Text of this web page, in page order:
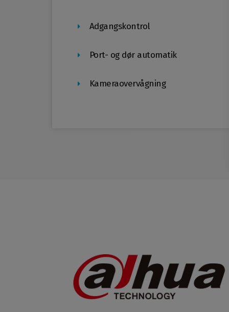
Adgangskontrol
Port- og dør automatik
Kameraovervågning